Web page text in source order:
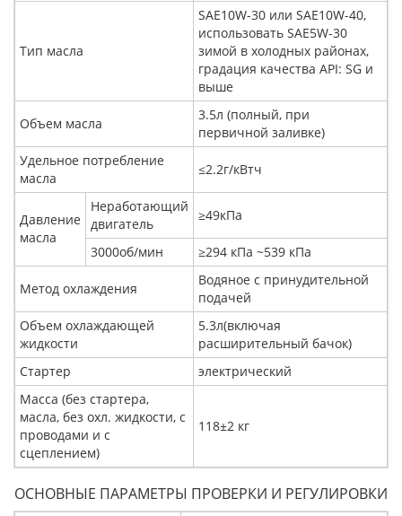
Тип масла
SAE10W-30 или SAE10W-40,
использовать SAE5W-30
зимой в холодных районах,
градация качества API: SG и
выше
Объем масла
3.5л (полный, при
первичной заливке)
Удельное потребление
масла
≤2.2г/кВтч
Давление
масла
Неработающий
двигатель
≥49кПa
3000об/мин ≥294 кПa ~539 кПa
Метод охлаждения
Водяное с принудительной
подачей
Объем охлаждающей
жидкости
5.3л(включая
расширительный бачок)
Стартер
электрический
Масса (без стартера,
масла, без охл. жидкости, с
проводами и с
сцеплением)
118±2 кг
ОСНОВНЫЕ ПАРАМЕТРЫ ПРОВЕРКИ И РЕГУЛИРОВКИ